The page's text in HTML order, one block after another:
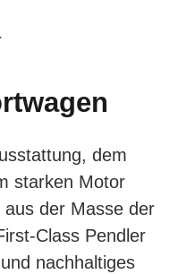
dem
starken Motor
der Masse der
Class Pendler
nachhaltiges